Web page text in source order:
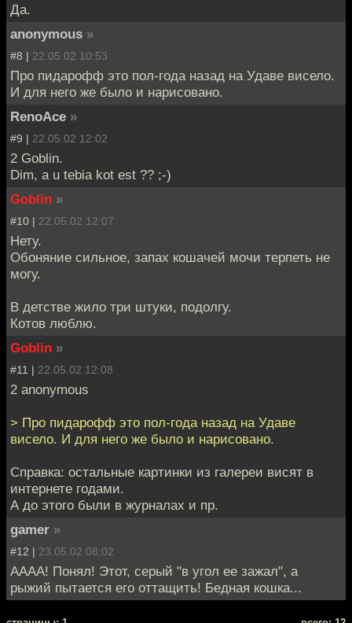
Да.
anonymous »
#8 | 22.05.02 10:53
Про пидарофф это пол-года назад на Удаве висело.
И для него же было и нарисовано.
RenoAce »
#9 | 22.05.02 12:02
2 Goblin.
Dim, a u tebia kot est ?? ;-)
Goblin »
#10 | 22.05.02 12:07
Нету.
Обоняние сильное, запах кошачей мочи терпеть не
могу.
В детстве жило три штуки, подолгу.
Котов люблю.
Goblin »
#11 | 22.05.02 12:08
2 anonymous
> Про пидарофф это пол-года назад на Удаве
висело. И для него же было и нарисовано.
Справка: остальные картинки из галереи висят в
интернете годами.
А до этого были в журналах и пр.
gamer »
#12 | 23.05.02 08:02
АААА! Понял! Этот, серый "в угол ее зажал", а
рыжий пытается его оттащить! Бедная кошка...